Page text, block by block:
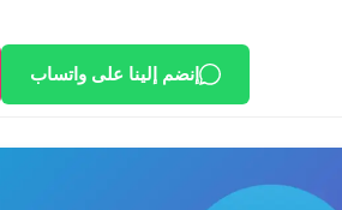
إنضم إلينا على واتساب